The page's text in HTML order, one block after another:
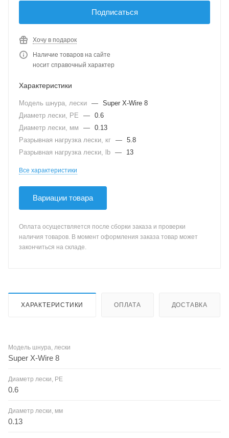
Подписаться
Хочу в подарок
Наличие товаров на сайте
носит справочный характер
Характеристики
Модель шнура, лески — Super X-Wire 8
Диаметр лески, PE
— 0.6
Диаметр лески, мм
— 0.13
Разрывная нагрузка лески, кг — 5.8
Разрывная нагрузка лески, lb — 13
Все характеристики
Вариации товара
Оплата осуществляется после сборки заказа и проверки
наличия товаров. В момент оформления заказа товар может
закончиться на складе.
ХАРАКТЕРИСТИКИ ОПЛАТА ДОСТАВКА
Модель шнура, лески
Super X-Wire 8
Диаметр лески, PE
0.6
Диаметр лески, мм
0.13